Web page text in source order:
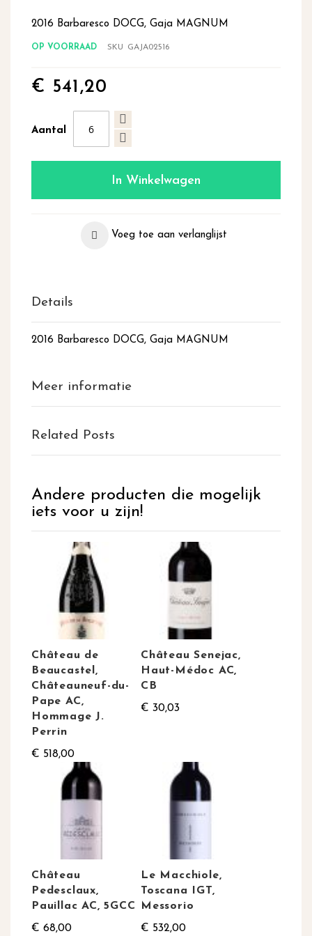
van
afbeeldingen-
2016 Barbaresco DOCG, Gaja MAGNUM
OP VOORRAAD SKU GAJA02516
€ 541,20
Aantal
In Winkelwagen
Voeg toe aan verlanglijst
Details
2016 Barbaresco DOCG, Gaja MAGNUM
Meer informatie
Related Posts
Andere producten die mogelijk
iets voor u zijn!
Château de
Beaucastel,
Châteauneuf-du-
Pape AC,
Hommage J.
Perrin
€ 518,00
Château Senejac,
Haut-Médoc AC,
CB
€ 30,03
Château
Pedesclaux,
Pauillac AC, 5GCC
€ 68,00
Le Macchiole,
Toscana IGT,
Messorio
€ 532,00